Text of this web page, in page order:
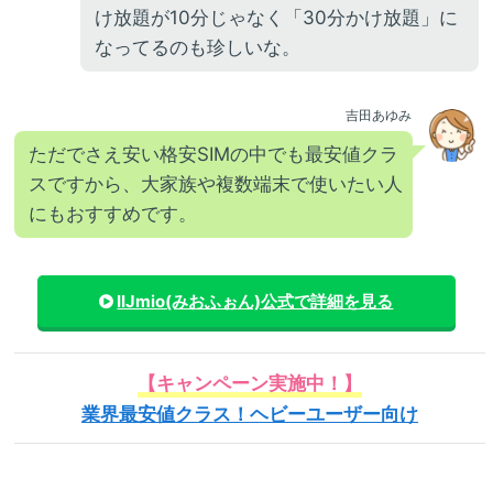
け放題が10分じゃなく「30分かけ放題」に
なってるのも珍しいな。
吉田あゆみ
ただでさえ安い格安SIMの中でも最安値クラ
スですから、大家族や複数端末で使いたい人
にもおすすめです。
IIJmio(みおふぉん)公式で詳細を見る
【キャンペーン実施中！】
業界最安値クラス！ヘビーユーザー向け